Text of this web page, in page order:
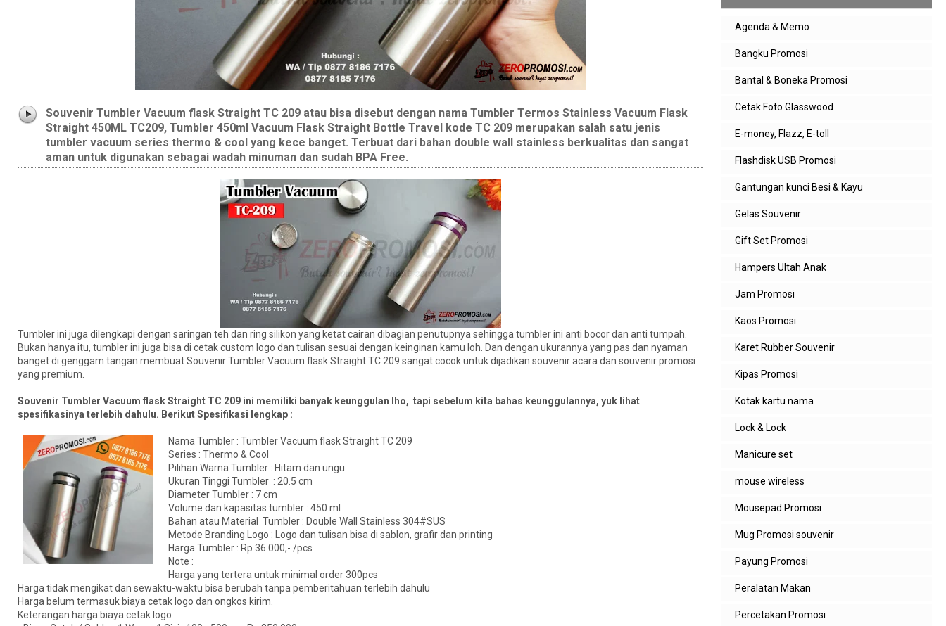
Souvenir Tumbler Vacuum flask Straight TC 209 atau bisa disebut dengan nama Tumbler Termos Stainless Vacuum Flask
Straight 450ML TC209, Tumbler 450ml Vacuum Flask Straight Bottle Travel kode TC 209 merupakan salah satu jenis
tumbler vacuum series thermo & cool yang kece banget. Terbuat dari bahan double wall stainless berkualitas dan sangat
aman untuk digunakan sebagai wadah minuman dan sudah BPA Free.
Tumbler ini juga dilengkapi dengan saringan teh dan ring silikon yang ketat cairan dibagian penutupnya sehingga tumbler ini anti bocor dan anti tumpah.
Bukan hanya itu, tumbler ini juga bisa di cetak custom logo dan tulisan sesuai dengan keinginan kamu loh. Dan dengan ukurannya yang pas dan nyaman
banget di genggam tangan membuat Souvenir Tumbler Vacuum flask Straight TC 209 sangat cocok untuk dijadikan souvenir acara dan souvenir promosi
yang premium.
Souvenir Tumbler Vacuum flask Straight TC 209 ini memiliki banyak keunggulan lho, tapi sebelum kita bahas keunggulannya, yuk lihat
spesifikasinya terlebih dahulu. Berikut Spesifikasi lengkap :
Nama Tumbler : Tumbler Vacuum flask Straight TC 209
Series : Thermo & Cool
Pilihan Warna Tumbler : Hitam dan ungu
Ukuran Tinggi Tumbler : 20.5 cm
Diameter Tumbler : 7 cm
Volume dan kapasitas tumbler : 450 ml
Bahan atau Material Tumbler : Double Wall Stainless 304#SUS
Metode Branding Logo : Logo dan tulisan bisa di sablon, grafir dan printing
Harga Tumbler : Rp 36.000,- /pcs
Note :
Harga yang tertera untuk minimal order 300pcs
Harga tidak mengikat dan sewaktu-waktu bisa berubah tanpa pemberitahuan terlebih dahulu
Harga belum termasuk biaya cetak logo dan ongkos kirim.
Keterangan harga biaya cetak logo :
Agenda & Memo
Bangku Promosi
Bantal & Boneka Promosi
Cetak Foto Glasswood
E-money, Flazz, E-toll
Flashdisk USB Promosi
Gantungan kunci Besi & Kayu
Gelas Souvenir
Gift Set Promosi
Hampers Ultah Anak
Jam Promosi
Kaos Promosi
Karet Rubber Souvenir
Kipas Promosi
Kotak kartu nama
Lock & Lock
Manicure set
mouse wireless
Mousepad Promosi
Mug Promosi souvenir
Payung Promosi
Peralatan Makan
Percetakan Promosi